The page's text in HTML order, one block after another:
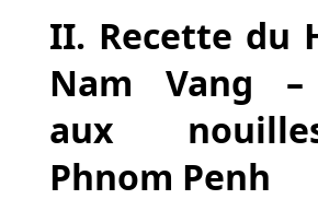
II. Recette du
Nam Vang –
aux
Phnom Penh